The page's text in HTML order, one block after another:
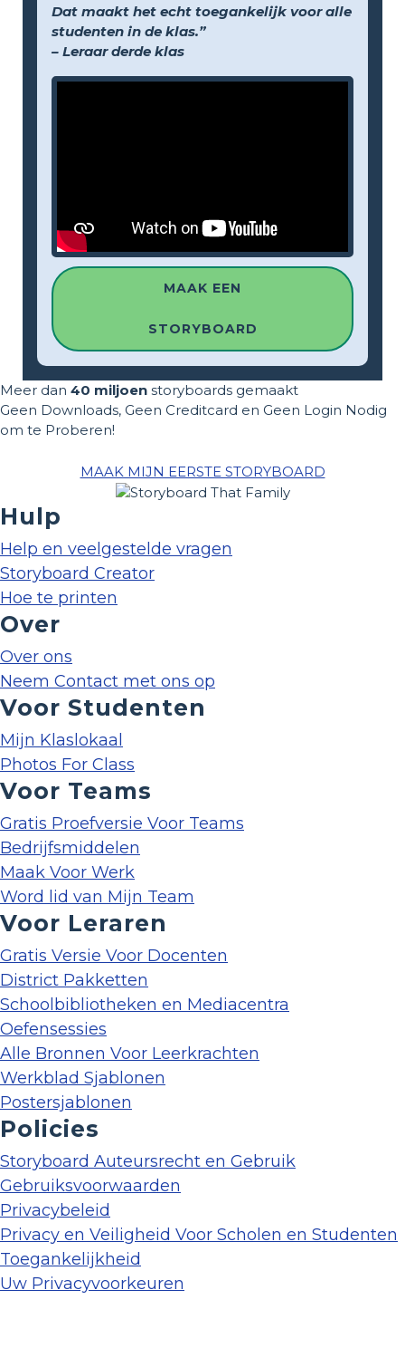
Dat maakt het echt toegankelijk voor alle
studenten in de klas.”
– Leraar derde klas
MAAK EEN
STORYBOARD
Meer dan 40 miljoen storyboards gemaakt
Geen Downloads, Geen Creditcard en Geen Login Nodig
om te Proberen!
MAAK MIJN EERSTE STORYBOARD
Hulp
Help en veelgestelde vragen
Storyboard Creator
Hoe te printen
Over
Over ons
Neem Contact met ons op
Voor Studenten
Mijn Klaslokaal
Photos For Class
Voor Teams
Gratis Proefversie Voor Teams
Bedrijfsmiddelen
Maak Voor Werk
Word lid van Mijn Team
Voor Leraren
Gratis Versie Voor Docenten
District Pakketten
Schoolbibliotheken en Mediacentra
Oefensessies
Alle Bronnen Voor Leerkrachten
Werkblad Sjablonen
Postersjablonen
Policies
Storyboard Auteursrecht en Gebruik
Gebruiksvoorwaarden
Privacybeleid
Privacy en Veiligheid Voor Scholen en Studenten
Toegankelijkheid
Uw Privacyvoorkeuren